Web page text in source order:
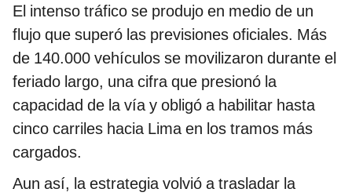
El intenso tráfico se produjo en medio de un
flujo que superó las previsiones oficiales. Más
de 140.000 vehículos se movilizaron durante el
feriado largo, una cifra que presionó la
capacidad de la vía y obligó a habilitar hasta
cinco carriles hacia Lima en los tramos más
cargados.
Aun así, la estrategia volvió a trasladar la